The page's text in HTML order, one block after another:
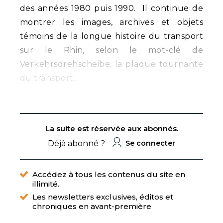
des années 1980 puis 1990. Il continue de
montrer les images, archives et objets
témoins de la longue histoire du transport
sur le Rhin, selon le mot-clé de
Verkehrsdrehscheibe, la plaque tournante
du transport.
La suite est réservée aux abonnés.
Déjà abonné ?
Se connecter
Accédez à tous les contenus du site en
illimité.
Les newsletters exclusives, éditos et
chroniques en avant-première